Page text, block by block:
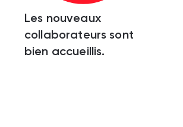
Les nouveaux
collaborateurs sont
bien accueillis.